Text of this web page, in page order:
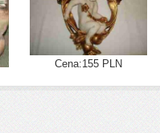
Cena:155 PLN